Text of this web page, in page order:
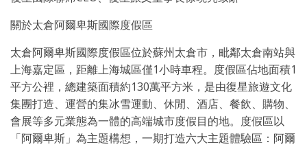
關於太倉阿爾卑斯國際度假區
太倉阿爾卑斯國際度假區位於蘇州太倉市，毗鄰太倉南站與
上海嘉定區，距離上海城區僅1小時車程。度假區佔地面積1
平方公裡，總建築面積約130萬平方米，是由復星旅遊文化
集團打造、運營的集冰雪運動、休閒、酒店、餐飲、購物、
會展等多元業態為一體的高端城市度假目的地。度假區以
「阿爾卑斯」為主題構想，一期打造六大主題體驗區：阿爾